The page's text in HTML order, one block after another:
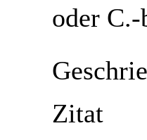
oder
Zitat